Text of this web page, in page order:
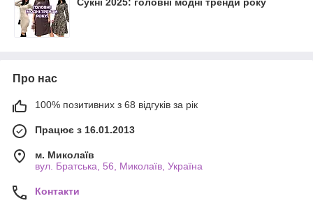
Сукні 2025: головні модні тренди року
Про нас
100% позитивних з 68 відгуків за рік
Працює з 16.01.2013
м. Миколаїв
вул. Братська, 56, Миколаїв, Україна
Контакти